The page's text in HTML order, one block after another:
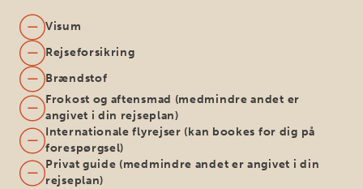
Visum
Rejseforsikring
Brændstof
Frokost og aftensmad (medmindre andet er
angivet i din rejseplan)
Internationale flyrejser (kan bookes for dig på
forespørgsel)
Privat guide (medmindre andet er angivet i din
rejseplan)